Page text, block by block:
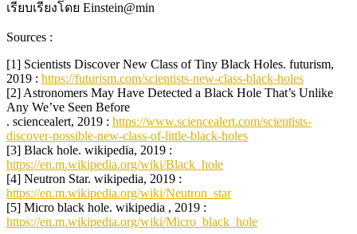
เรียบเรียงโดย Einstein@min
Sources :
[1] Scientists Discover New Class of Tiny Black Holes. futurism,
2019 : https://futurism.com/scientists-new-class-black-holes
[2] Astronomers May Have Detected a Black Hole That’s Unlike
Any We’ve Seen Before
. sciencealert, 2019 : https://www.sciencealert.com/scientists-
discover-possible-new-class-of-little-black-holes
[3] Black hole. wikipedia, 2019 :
https://en.m.wikipedia.org/wiki/Black_hole
[4] Neutron Star. wikipedia, 2019 :
https://en.m.wikipedia.org/wiki/Neutron_star
[5] Micro black hole. wikipedia , 2019 :
https://en.m.wikipedia.org/wiki/Micro_black_hole